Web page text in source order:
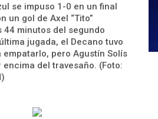
se impuso 1-0 en un final
un gol de Axel “Tito”
44 minutos del segundo
jugada, el Decano tuvo
empatarlo, pero Agustín Solís
del travesaño. (Foto: